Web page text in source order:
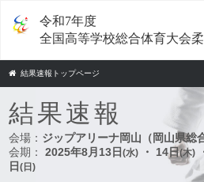
令和7年度
全国高等学校総合体育大会
結果速報トップページ
結果速報
会場： ジップアリーナ岡山（岡山県総
会期：
2025年8月13日(水) ・ 14日(木)
日(日)